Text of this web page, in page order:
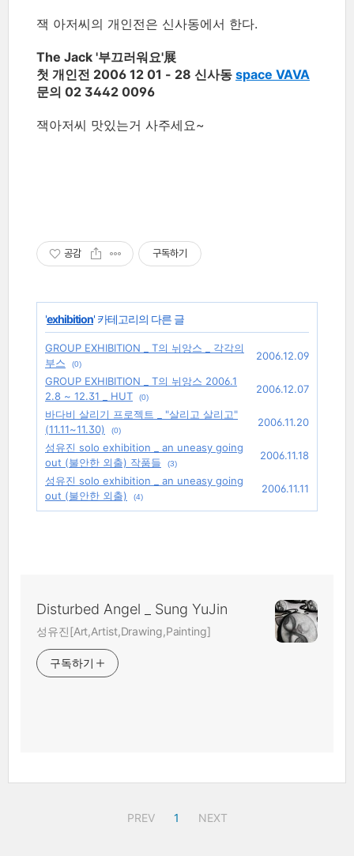
잭 아저씨의 개인전은 신사동에서 한다.
The Jack '부끄러워요'展
첫 개인전 2006 12 01 - 28 신사동 space VAVA
문의 02 3442 0096
잭아저씨 맛있는거 사주세요~
공감 구독하기
'exhibition' 카테고리의 다른 글
GROUP EXHIBITION _ T의 뉘앙스 _ 각각의
부스
(0)
2006.12.09
GROUP EXHIBITION _ T의 뉘앙스 2006.1
2.8 ~ 12.31 _ HUT
(0)
2006.12.07
바다비 살리기 프로젝트 _ "살리고 살리고"
(11.11~11.30)
(0)
2006.11.20
성유진 solo exhibition _ an uneasy going
out (불안한 외출) 작품들
(3)
2006.11.18
성유진 solo exhibition _ an uneasy going
out (불안한 외출)
(4)
2006.11.11
Disturbed Angel _ Sung YuJin
성유진[Art,Artist,Drawing,Painting]
구독하기
PREV 1 NEXT